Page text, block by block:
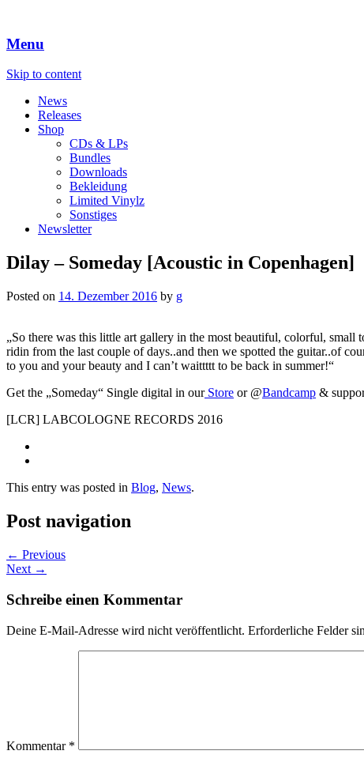
Menu
Skip to content
News
Releases
Shop
CDs & LPs
Bundles
Downloads
Bekleidung
Limited Vinylz
Sonstiges
Newsletter
Dilay – Someday [Acoustic in Copenhagen]
Posted on 14. Dezember 2016 by g
„So there was this little art gallery in the most beautiful, colorful,
ridin from the last couple of days..and then we spotted the guitar..of
to you and your beauty and I can’t waittttt to be back in summer!“
Get the „Someday“ Single digital in ourStore or @Bandcamp &
[LCR] LABCOLOGNE RECORDS 2016
This entry was posted in Blog, News.
Post navigation
← Previous
Next →
Schreibe einen Kommentar
Deine E-Mail-Adresse wird nicht veröffentlicht. Erforderliche Felder
Kommentar *